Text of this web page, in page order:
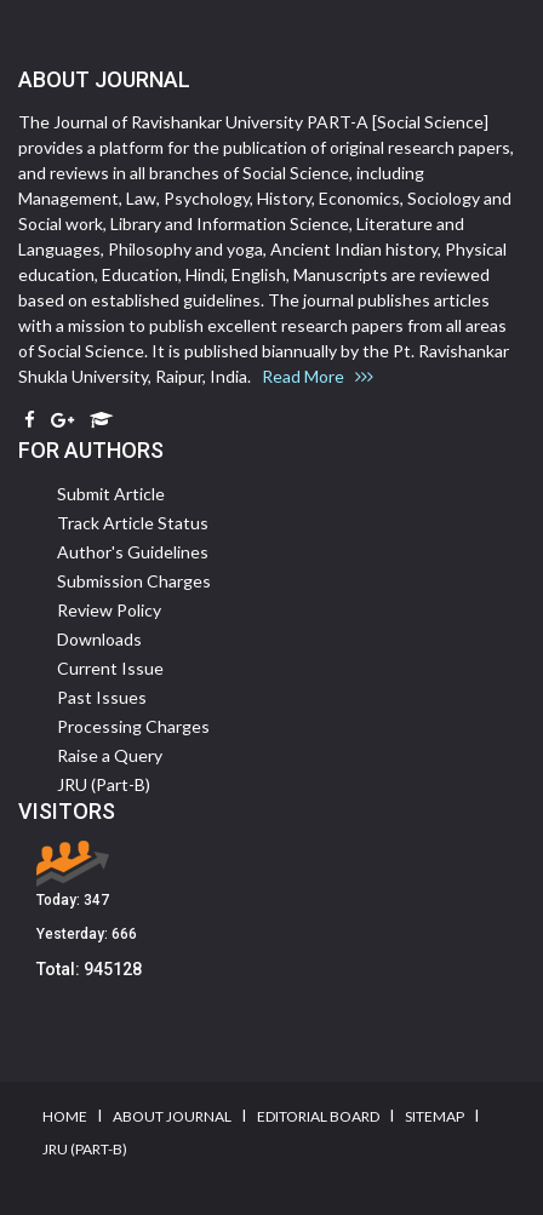
ABOUT JOURNAL
The Journal of Ravishankar University PART-A [Social Science]
provides a platform for the publication of original research papers,
and reviews in all branches of Social Science, including
Management, Law, Psychology, History, Economics, Sociology and
Social work, Library and Information Science, Literature and
Languages, Philosophy and yoga, Ancient Indian history, Physical
education, Education, Hindi, English, Manuscripts are reviewed
based on established guidelines. The journal publishes articles
with a mission to publish excellent research papers from all areas
of Social Science. It is published biannually by the Pt. Ravishankar
Shukla University, Raipur, India. Read More
FOR AUTHORS
Submit Article
Track Article Status
Author's Guidelines
Submission Charges
Review Policy
Downloads
Current Issue
Past Issues
Processing Charges
Raise a Query
JRU (Part-B)
VISITORS
Today: 347
Yesterday: 666
Total: 945128
HOME I ABOUT JOURNAL I EDITORIAL BOARD I SITEMAP I
JRU (PART-B)